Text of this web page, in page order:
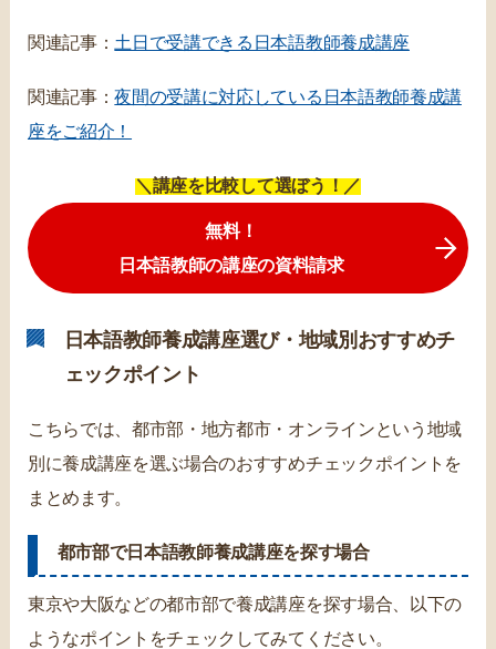
関連記事： 土日で受講できる日本語教師養成講座
関連記事：夜間の受講に対応している日本語教師養成講
座をご紹介！
＼講座を比較して選ぼう！／
無料！
日本語教師の講座の資料請求
日本語教師養成講座選び・地域別おすすめチ
ェックポイント
こちらでは、都市部・地方都市・オンラインという地域
別に養成講座を選ぶ場合のおすすめチェックポイントを
まとめます。
都市部で日本語教師養成講座を探す場合
東京や大阪などの都市部で養成講座を探す場合、以下の
ようなポイントをチェックしてみてください。